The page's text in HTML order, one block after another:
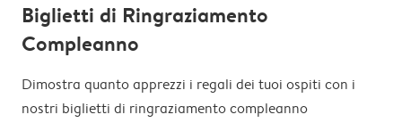
Biglietti di Ringraziamento
Compleanno
Dimostra quanto apprezzi i regali dei tuoi ospiti con i
nostri biglietti di ringraziamento compleanno